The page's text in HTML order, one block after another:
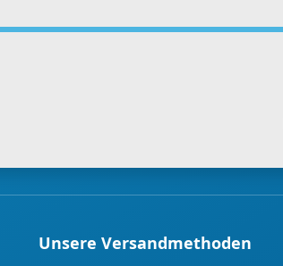
Unsere Versandmethoden